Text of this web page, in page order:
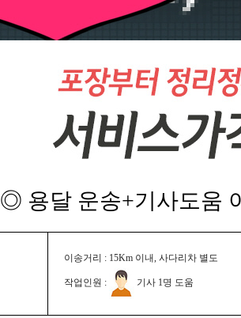
◎ 용달 운송+기사도움
이송거리 : 15Km 이내, 사다리차 별도
작업인원 : 기사 1명 도움